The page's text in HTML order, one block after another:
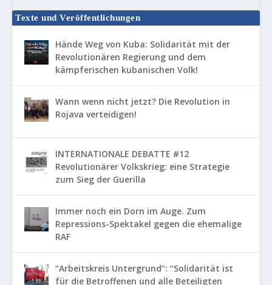
Texte und Veröffentlichungen
Hände Weg von Kuba: Solidarität mit der
Revolutionären Regierung und dem
kämpferischen kubanischen Volk!
Wann wenn nicht jetzt? Die Revolution in
Rojava verteidigen!
INTERNATIONALE DEBATTE #12
Revolutionärer Volkskrieg: eine Strategie
zum Sieg der Guerilla
Immer noch ein Dorn im Auge. Zum
Repressions-Spektakel gegen die ehemalige
RAF
“Arbeitskreis Untergrund”: “Solidarität ist
für die Betroffenen und alle Beteiligten